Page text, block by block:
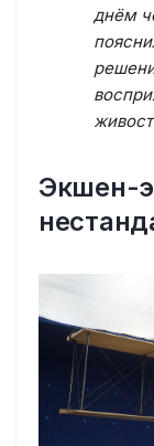
днём
Экшен-